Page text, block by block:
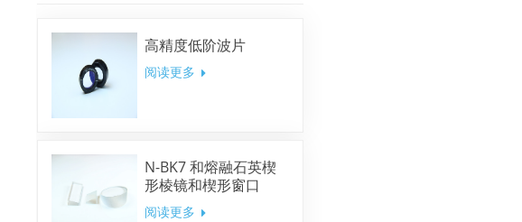
高精度低阶波片
阅读更多
N-BK7 和熔融石英楔
形棱镜和楔形窗口
阅读更多